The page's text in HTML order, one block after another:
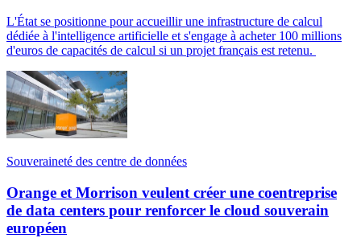
L'État se positionne pour accueillir une infrastructure de calcul
dédiée à l'intelligence artificielle et s'engage à acheter 100 millions
d'euros de capacités de calcul si un projet français est retenu.
Souveraineté des centre de données
Orange et Morrison veulent créer une coentreprise
de data centers pour renforcer le cloud souverain
européen